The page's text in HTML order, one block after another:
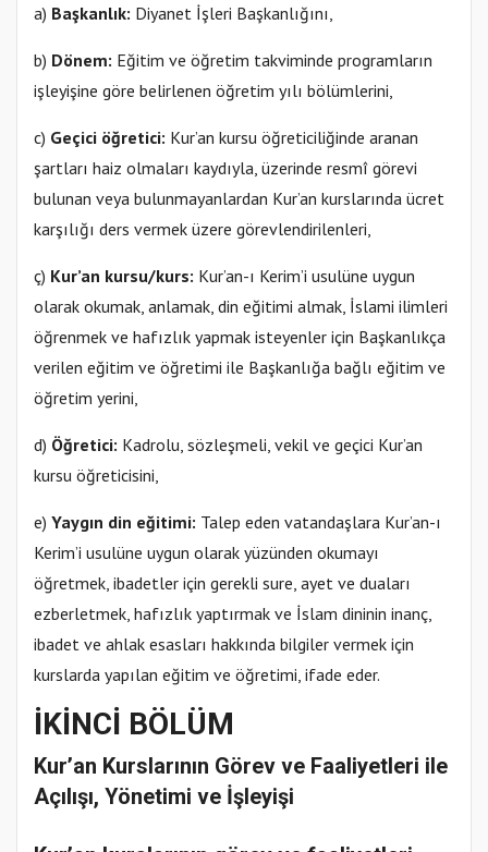
a) Başkanlık: Diyanet İşleri Başkanlığını,
b) Dönem: Eğitim ve öğretim takviminde programların
işleyişine göre belirlenen öğretim yılı bölümlerini,
c) Geçici öğretici: Kur’an kursu öğreticiliğinde aranan
şartları haiz olmaları kaydıyla, üzerinde resmî görevi
bulunan veya bulunmayanlardan Kur’an kurslarında ücret
karşılığı ders vermek üzere görevlendirilenleri,
ç) Kur’an kursu/kurs: Kur’an-ı Kerim’i usulüne uygun
olarak okumak, anlamak, din eğitimi almak, İslami ilimleri
öğrenmek ve hafızlık yapmak isteyenler için Başkanlıkça
verilen eğitim ve öğretimi ile Başkanlığa bağlı eğitim ve
öğretim yerini,
d) Öğretici: Kadrolu, sözleşmeli, vekil ve geçici Kur’an
kursu öğreticisini,
e) Yaygın din eğitimi: Talep eden vatandaşlara Kur’an-ı
Kerim’i usulüne uygun olarak yüzünden okumayı
öğretmek, ibadetler için gerekli sure, ayet ve duaları
ezberletmek, hafızlık yaptırmak ve İslam dininin inanç,
ibadet ve ahlak esasları hakkında bilgiler vermek için
kurslarda yapılan eğitim ve öğretimi, ifade eder.
İKİNCİ BÖLÜM
Kur’an Kurslarının Görev ve Faaliyetleri ile
Açılışı, Yönetimi ve İşleyişi